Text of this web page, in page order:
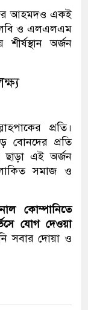
আহমদও একই
ও এলএলএম
অর্জন
প্রতি।
বোনদের প্রতি
ছাড়া এই অর্জন
সমাজ ও
কোম্পানিতে
যোগ দেওয়া
সবার দোয়া ও